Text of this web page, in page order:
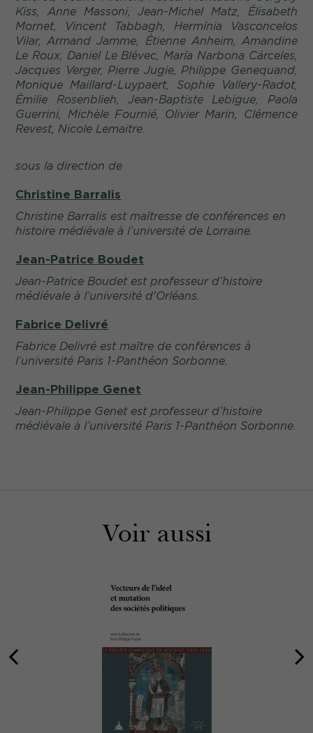
Kiss, Anne Massoni, Jean-Michel Matz, Élisabeth
Mornet, Vincent Tabbagh, Hermínia Vasconcelos
Vilar, Armand Jamme, Étienne Anheim, Amandine
Le Roux, Daniel Le Blévec, María Narbona Cárceles,
Jacques Verger, Pierre Jugie, Philippe Genequand,
Monique Maillard-Luypaert, Sophie Vallery-Radot,
Émilie Rosenblieh, Jean-Baptiste Lebigue, Paola
Guerrini, Michèle Fournié, Olivier Marin, Clémence
Revest, Nicole Lemaitre.
sous la direction de
Christine Barralis
Christine Barralis est maîtresse de conférences en
histoire médiévale à l’université de Lorraine.
Jean-Patrice Boudet
Jean-Patrice Boudet est professeur d’histoire
médiévale à l’université d'Orléans.
Fabrice Delivré
Fabrice Delivré est maître de conférences à
l’université Paris 1-Panthéon Sorbonne.
Jean-Philippe Genet
Jean-Philippe Genet est professeur d’histoire
médiévale à l’université Paris 1-Panthéon Sorbonne.
Voir aussi